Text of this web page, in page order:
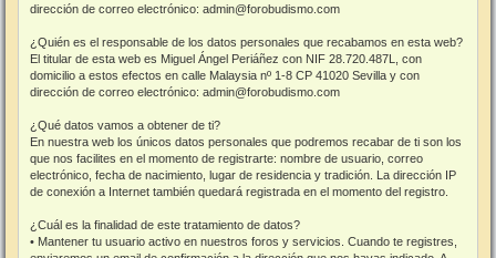
dirección de correo electrónico: admin@forobudismo.com
¿Quién es el responsable de los datos personales que recabamos en esta web?
El titular de esta web es Miguel Ángel Periáñez con NIF 28.720.487L, con
domicilio a estos efectos en calle Malaysia nº 1-8 CP 41020 Sevilla y con
dirección de correo electrónico: admin@forobudismo.com
¿Qué datos vamos a obtener de ti?
En nuestra web los únicos datos personales que podremos recabar de ti son los
que nos facilites en el momento de registrarte: nombre de usuario, correo
electrónico, fecha de nacimiento, lugar de residencia y tradición. La dirección IP
de conexión a Internet también quedará registrada en el momento del registro.
¿Cuál es la finalidad de este tratamiento de datos?
• Mantener tu usuario activo en nuestros foros y servicios. Cuando te registres,